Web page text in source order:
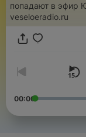
попадают в эфир
veseloeradio.ru
00:00